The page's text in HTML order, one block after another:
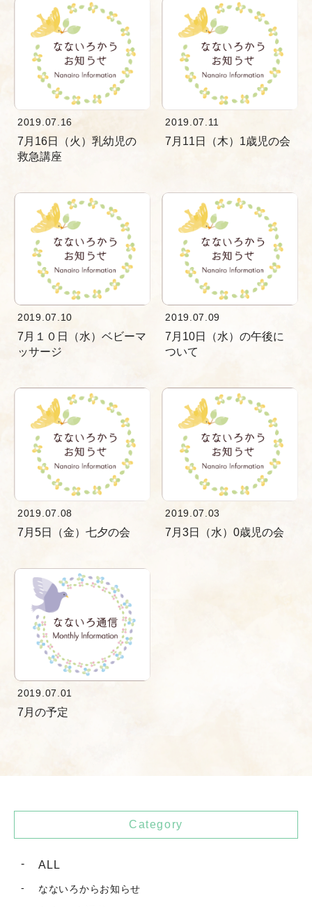
2019.07.16
7月16日（火）乳幼児の
救急講座
2019.07.11
7月11日（木）1歳児の会
2019.07.10
7月１０日（水）ベビーマ
ッサージ
2019.07.09
7月10日（水）の午後に
ついて
2019.07.08
7月5日（金）七夕の会
2019.07.03
7月3日（水）0歳児の会
2019.07.01
7月の予定
Category
ALL
なないろからお知らせ